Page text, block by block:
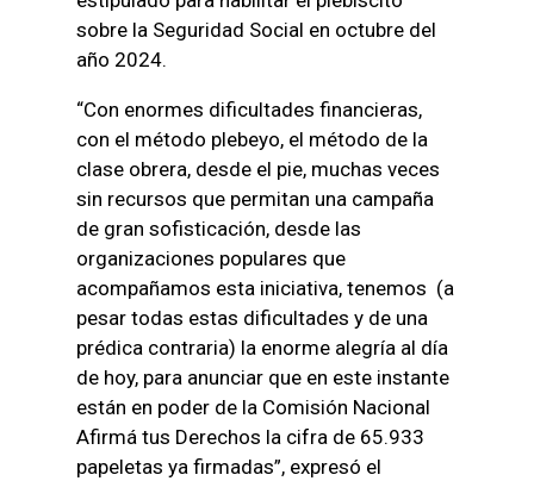
sobre la Seguridad Social en octubre del
año 2024.
“Con enormes dificultades financieras,
con el método plebeyo, el método de la
clase obrera, desde el pie, muchas veces
sin recursos que permitan una campaña
de gran sofisticación, desde las
organizaciones populares que
acompañamos esta iniciativa, tenemos (a
pesar todas estas dificultades y de una
prédica contraria) la enorme alegría al día
de hoy, para anunciar que en este instante
están en poder de la Comisión Nacional
Afirmá tus Derechos la cifra de 65.933
papeletas ya firmadas”, expresó el